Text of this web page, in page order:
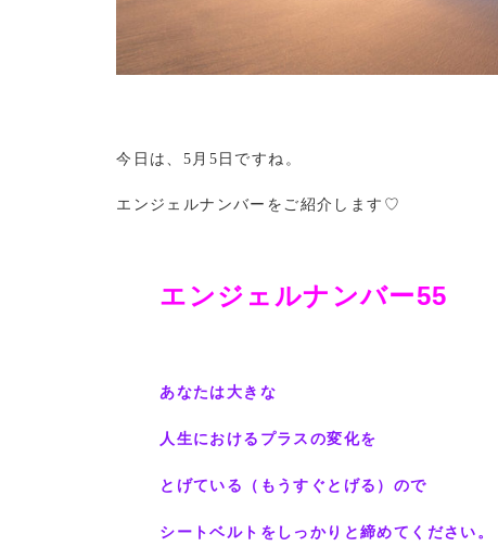
今日は、5月5日ですね。
エンジェルナンバーをご紹介します♡
エンジェルナンバー55
あなたは大きな
人生におけるプラスの変化を
とげている（もうすぐとげる）ので
シートベルトをしっかりと締めてください。